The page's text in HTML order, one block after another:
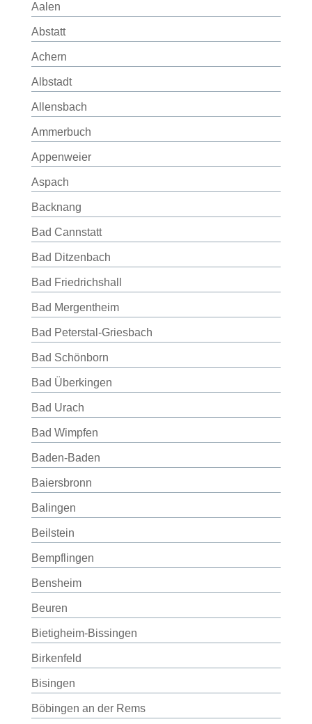
Aalen
Abstatt
Achern
Albstadt
Allensbach
Ammerbuch
Appenweier
Aspach
Backnang
Bad Cannstatt
Bad Ditzenbach
Bad Friedrichshall
Bad Mergentheim
Bad Peterstal-Griesbach
Bad Schönborn
Bad Überkingen
Bad Urach
Bad Wimpfen
Baden-Baden
Baiersbronn
Balingen
Beilstein
Bempflingen
Bensheim
Beuren
Bietigheim-Bissingen
Birkenfeld
Bisingen
Böbingen an der Rems